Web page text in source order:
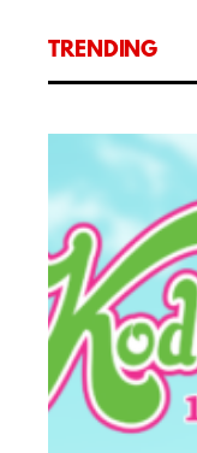
TRENDING